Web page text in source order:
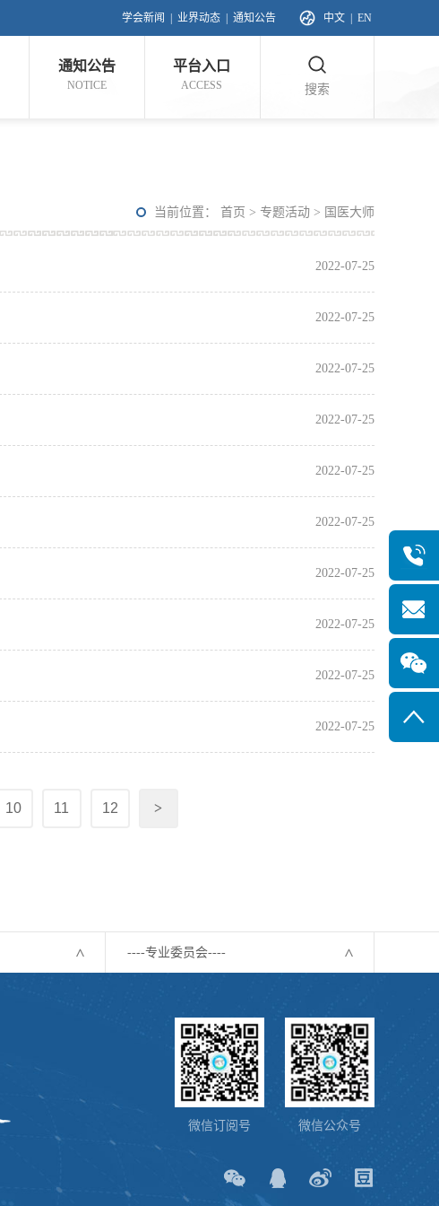
学会新闻 业界动态 通知公告 中文 EN
通知公告
NOTICE
平台入口
ACCESS 搜索
当前位置： 首页 > 专题活动 > 国医大师
2022-07-25
2022-07-25
2022-07-25
2022-07-25
2022-07-25
2022-07-25
2022-07-25
2022-07-25
2022-07-25
2022-07-25
10 11 12 >
----专业委员会----
微信订阅号 微信公众号